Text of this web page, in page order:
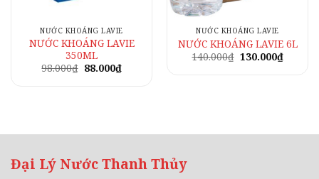
NƯỚC KHOÁNG LAVIE
NƯỚC KHOÁNG LAVIE
350ML
98.000₫ Giá
88.000₫Giá
hiện
NƯỚC KHOÁNG LAVIE
NƯỚC KHOÁNG LAVIE 6L
140.000₫ Giá
gốc
130.000₫Giá
hiện
Đại Lý Nước Thanh Thủy